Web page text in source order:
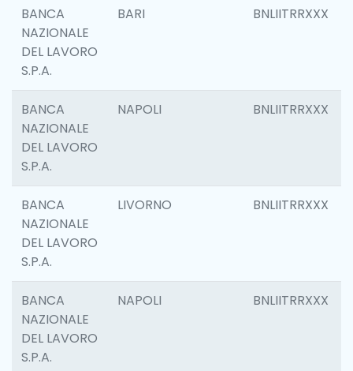
BANCA
NAZIONALE
DEL LAVORO
S.P.A.
BARI BNLIITRRXXX
BANCA
NAZIONALE
DEL LAVORO
S.P.A.
NAPOLI BNLIITRRXXX
BANCA
NAZIONALE
DEL LAVORO
S.P.A.
LIVORNO BNLIITRRXXX
BANCA
NAZIONALE
DEL LAVORO
S.P.A.
NAPOLI BNLIITRRXXX